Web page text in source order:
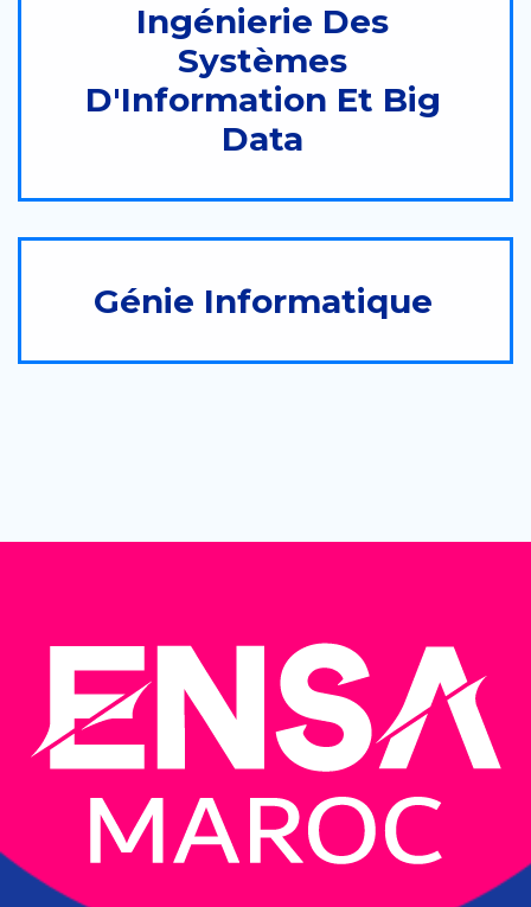
Ingénierie Des
Systèmes
D'Information Et Big
Data
Génie Informatique